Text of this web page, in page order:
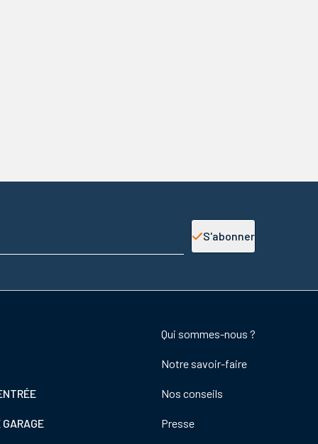
S'abonner
GARAGE
Footer
de
Qui sommes-nous ?
Notre savoir-faire
Nos conseils
Presse